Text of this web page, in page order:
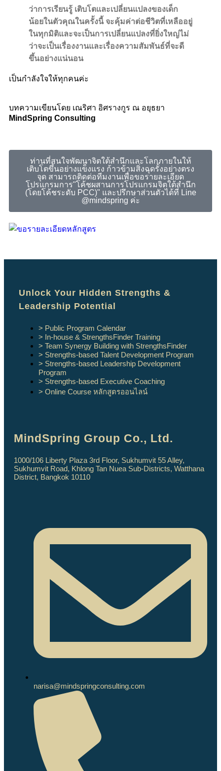
ว่าการเรียนรู้ เติบโตและเปลี่ยนแปลงของเด็ก
น้อยในตัวคุณในครั้งนี้ จะคุ้มค่าต่อชีวิตที่เหลืออยู่
ในทุกมิติและจะเป็นการเปลี่ยนแปลงที่ยิ่งใหญ่ไม่
ว่าจะเป็นเรื่องงานและเรื่องความสัมพันธ์ที่จะดี
ขึ้นอย่างแน่นอน
เป็นกำลังใจให้ทุกคนค่ะ
บทความเขียนโดย เณริศา อิศรางกูร ณ อยุธยา
MindSpring Consulting
ท่านที่สนใจพัฒนาจิตใต้สำนึกและโลกภายในให้
เติบโตขึ้นอย่างแข็งแรง ก้าวข้ามสิ่งฉุดรั้งอย่างตรง
จุด สามารถติดต่อทีมงานเพื่อขอรายละเอียด
โปรแกรมการ"โค้ชผสานการโปรแกรมจิตใต้สำนึก
(โดยโค้ชระดับ PCC)" และปรึกษาส่วนตัวได้ที่ Line
@mindspring ค่ะ
Unlock Your Hidden Strengths &
Leadership Potential
> Public Program Calendar
> In-house & StrengthsFinder Training
> Team Synergy Building with StrengthsFinder
> Strengths-based Talent Development Program
> Strengths-based Leadership Development
Program
> Strengths-based Executive Coaching
> Online Course หลักสูตรออนไลน์
MindSpring Group Co., Ltd.
1000/106 Liberty Plaza 3rd Floor, Sukhumvit 55 Alley,
Sukhumvit Road, Khlong Tan Nuea Sub-Districts, Watthana
District, Bangkok 10110
narisa@mindspringconsulting.com